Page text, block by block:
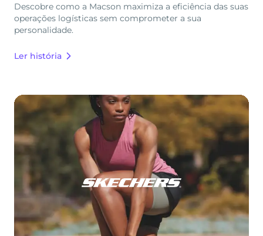
Descobre como a Macson maximiza a eficiência das suas
operações logísticas sem comprometer a sua
personalidade.
Ler história